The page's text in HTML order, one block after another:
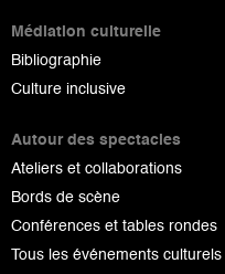
Médiation culturelle
Bibliographie
Culture inclusive
Autour des spectacles
Ateliers et collaborations
Bords de scène
Conférences et tables rondes
Tous les événements culturels